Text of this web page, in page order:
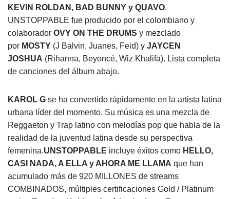
KEVIN ROLDAN, BAD BUNNY y QUAVO.
UNSTOPPABLE fue producido por el colombiano y
colaborador OVY ON THE DRUMS y mezclado
por MOSTY (J Balvin, Juanes, Feid) y JAYCEN
JOSHUA (Rihanna, Beyoncé, Wiz Khalifa). Lista completa
de canciones del álbum abajo.
KAROL G se ha convertido rápidamente en la artista latina
urbana líder del momento. Su música es una mezcla de
Reggaeton y Trap latino con melodías pop que habla de la
realidad de la juventud latina desde su perspectiva
femenina.UNSTOPPABLE incluye éxitos como HELLO,
CASI NADA, A ELLA y AHORA ME LLAMA que han
acumulado más de 920 MILLONES de streams
COMBINADOS, múltiples certificaciones Gold / Platinum